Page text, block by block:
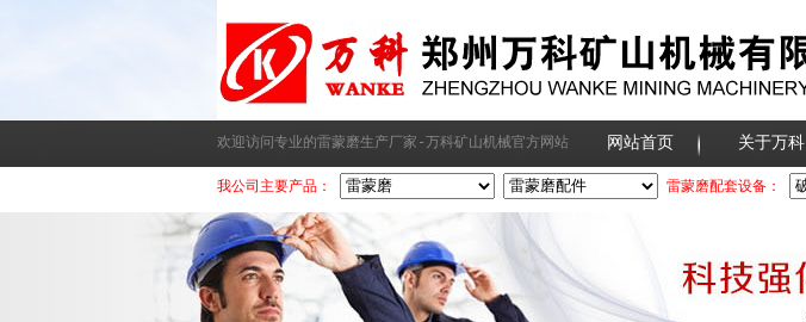
欢迎访问专业的雷蒙磨生产厂家-万科矿山机械官方网站 网站首页 关于万科
我公司主要产品： 雷蒙磨配套设备：